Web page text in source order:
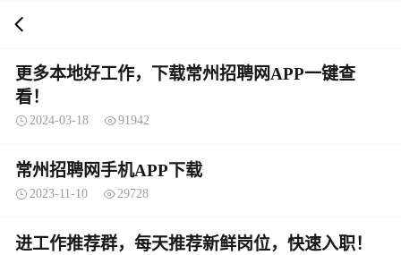
更多本地好工作，下载常州招聘网APP一键查
看！
2024-03-18 91942
常州招聘网手机APP下载
2023-11-10 29728
进工作推荐群，每天推荐新鲜岗位，快速入职！